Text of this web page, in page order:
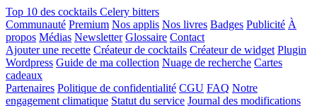
Top 10 des cocktails Celery bitters
Communauté Premium Nos applis Nos livres Badges Publicité À
propos Médias Newsletter Glossaire Contact
Ajouter une recette Créateur de cocktails Créateur de widget Plugin
Wordpress Guide de ma collection Nuage de recherche Cartes
cadeaux
Partenaires Politique de confidentialité CGU FAQ Notre
engagement climatique Statut du service Journal des modifications